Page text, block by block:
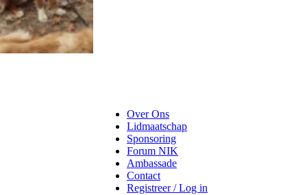
Over Ons
Lidmaatschap
Sponsoring
Forum NIK
Ambassade
Contact
Registreer / Log in